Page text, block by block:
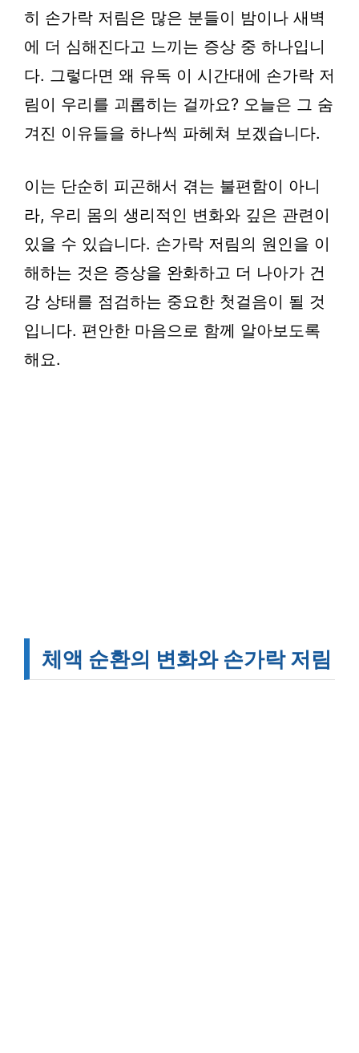
히 손가락 저림은 많은 분들이 밤이나 새벽
에 더 심해진다고 느끼는 증상 중 하나입니
다. 그렇다면 왜 유독 이 시간대에 손가락 저
림이 우리를 괴롭히는 걸까요? 오늘은 그 숨
겨진 이유들을 하나씩 파헤쳐 보겠습니다.
이는 단순히 피곤해서 겪는 불편함이 아니
라, 우리 몸의 생리적인 변화와 깊은 관련이
있을 수 있습니다. 손가락 저림의 원인을 이
해하는 것은 증상을 완화하고 더 나아가 건
강 상태를 점검하는 중요한 첫걸음이 될 것
입니다. 편안한 마음으로 함께 알아보도록
해요.
체액 순환의 변화와 손가락 저림